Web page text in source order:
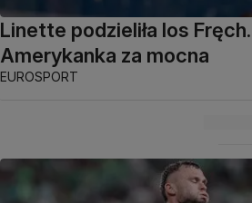
Linette podzieliła los
Amerykanka za mocna
EUROSPORT